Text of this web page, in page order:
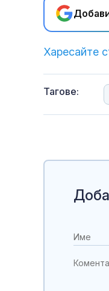
Харесайте
Тагове: